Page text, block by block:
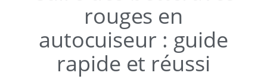
rouges en
autocuiseur : guide
rapide et réussi